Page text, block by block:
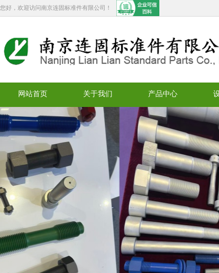
您好，欢迎访问南京连固标准件有限公司！
网站首页 关于我们 产品中心